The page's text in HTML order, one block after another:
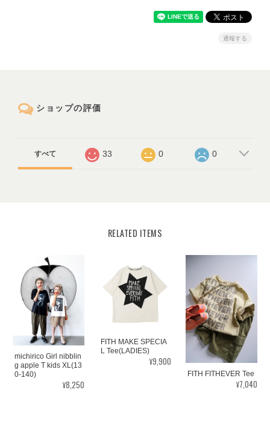
通報する
ショップの評価
すべて 33 0 0
RELATED ITEMS
michirico Girl nibblin
g apple T kids XL(13
0-140)
¥8,250
FITH MAKE SPECIA
L Tee(LADIES)
¥9,900
FITH FITHEVER Tee
¥7,040